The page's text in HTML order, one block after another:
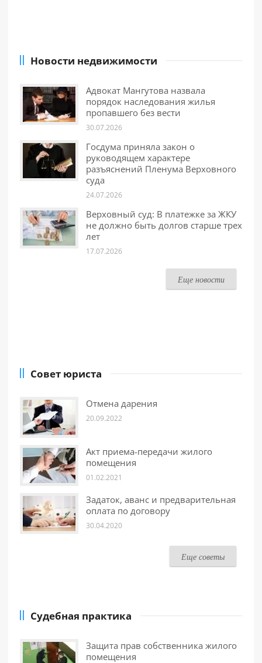
Новости недвижимости
Адвокат Мангутова назвала
порядок наследования жилья
пропавшего без вести
30.07.2026
Госдума приняла закон о
руководящем характере
разъяснений Пленума Верховного
суда
24.07.2026
Верховный суд: В платежке за ЖКУ
не должно быть долгов старше трех
лет
17.07.2026
Еще новости
Совет юриста
Отмена дарения
20.09.2022
Акт приема-передачи жилого
помещения
01.02.2021
Задаток, аванс и предварительная
оплата по договору
30.04.2020
Еще советы
Судебная практика
Защита прав собственника жилого
помещения